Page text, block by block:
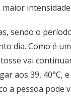
sendo o
dia. Como é
vai
aos 39, 40°C,
a pessoa pode